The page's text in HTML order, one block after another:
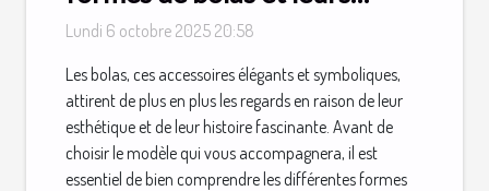
spécificités
Lundi 6 octobre 2025 20:58
Les bolas, ces accessoires élégants et symboliques,
attirent de plus en plus les regards en raison de leur
esthétique et de leur histoire fascinante. Avant de
choisir le modèle qui vous accompagnera, il est
essentiel de bien comprendre les différentes formes